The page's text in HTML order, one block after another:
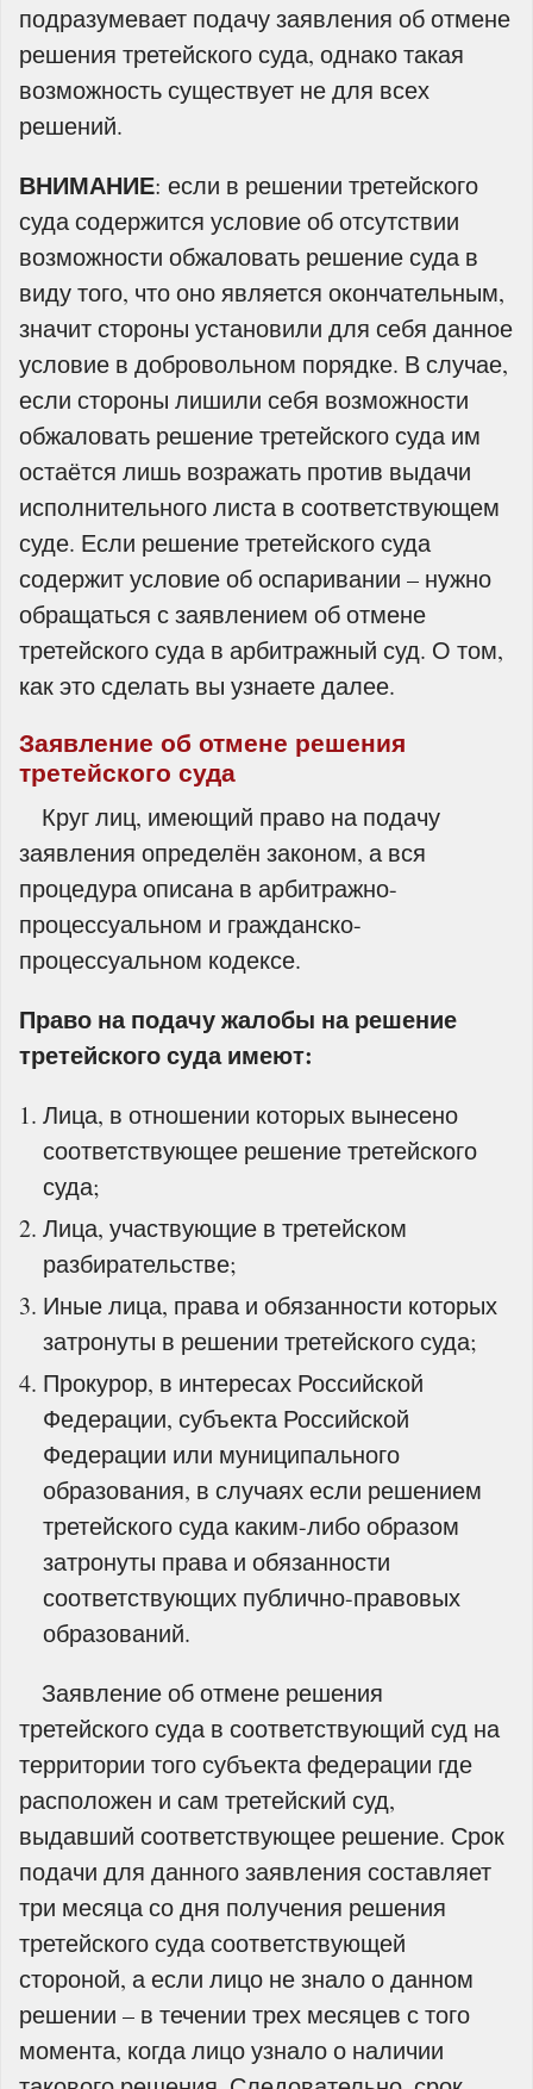
подразумевает подачу заявления об отмене
решения третейского суда, однако такая
возможность существует не для всех
решений.
ВНИМАНИЕ: если в решении третейского
суда содержится условие об отсутствии
возможности обжаловать решение суда в
виду того, что оно является окончательным,
значит стороны установили для себя данное
условие в добровольном порядке. В случае,
если стороны лишили себя возможности
обжаловать решение третейского суда им
остаётся лишь возражать против выдачи
исполнительного листа в соответствующем
суде. Если решение третейского суда
содержит условие об оспаривании – нужно
обращаться с заявлением об отмене
третейского суда в арбитражный суд. О том,
как это сделать вы узнаете далее.
Заявление об отмене решения
третейского суда
Круг лиц, имеющий право на подачу
заявления определён законом, а вся
процедура описана в арбитражно-
процессуальном и гражданско-
процессуальном кодексе.
Право на подачу жалобы на решение
третейского суда имеют:
Лица, в отношении которых вынесено
соответствующее решение третейского
суда;
Лица, участвующие в третейском
разбирательстве;
Иные лица, права и обязанности которых
затронуты в решении третейского суда;
Прокурор, в интересах Российской
Федерации, субъекта Российской
Федерации или муниципального
образования, в случаях если решением
третейского суда каким-либо образом
затронуты права и обязанности
соответствующих публично-правовых
образований.
Заявление об отмене решения
третейского суда в соответствующий суд на
территории того субъекта федерации где
расположен и сам третейский суд,
выдавший соответствующее решение. Срок
подачи для данного заявления составляет
три месяца со дня получения решения
третейского суда соответствующей
стороной, а если лицо не знало о данном
решении – в течении трех месяцев с того
момента, когда лицо узнало о наличии